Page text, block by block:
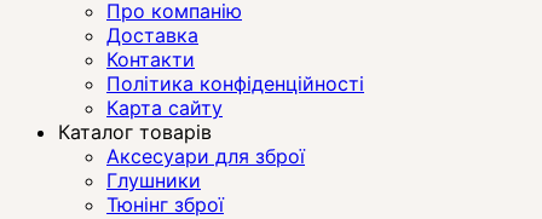
Про компанію
Доставка
Контакти
Політика конфіденційності
Карта сайту
Каталог товарів
Аксесуари для зброї
Глушники
Тюнінг зброї